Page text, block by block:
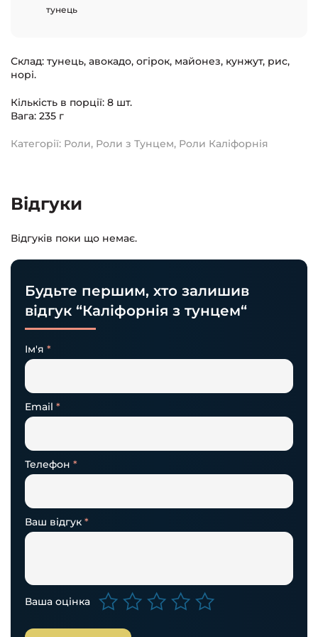
тунець
Склад: тунець, авокадо, огірок, майонез, кунжут, рис,
норі.
Кількість в порції: 8 шт.
Вага: 235 г
Категорії: Роли, Роли з Тунцем, Роли Каліфорнія
Відгуки
Відгуків поки що немає.
Будьте першим, хто залишив
відгук “Каліфорнія з тунцем“
Ім'я *
Email *
Телефон *
Ваша оцінка
Ваш відгук *